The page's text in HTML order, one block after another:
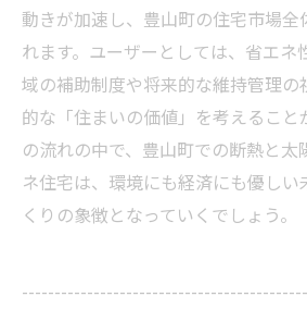
動きが加速し、豊山町の住宅市場全
れます。ユーザーとしては、省エネ
域の補助制度や将来的な維持管理の
的な「住まいの価値」を考えること
の流れの中で、豊山町での断熱と太
ネ住宅は、環境にも経済にも優し
くりの象徴となっていくでしょう。